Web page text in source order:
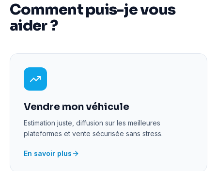
Comment puis-je vous
aider ?
Vendre mon véhicule
Estimation juste, diffusion sur les meilleures
plateformes et vente sécurisée sans stress.
En savoir plus